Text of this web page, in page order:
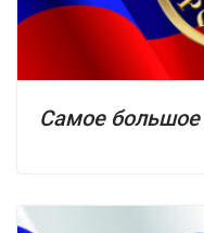
Самое большое